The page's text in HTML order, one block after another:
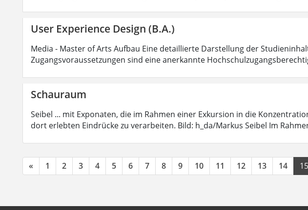
User Experience Design (B.A.)
Media - Master of Arts Aufbau Eine detaillierte Darstellung der
Zugangsvoraussetzungen sind eine anerkannte
Schauraum
Seibel ... mit Exponaten, die im Rahmen einer Exkursion in die
dort erlebten Eindrücke zu verarbeiten. Bild: h_da/Markus Seibel Im
« 1 2 3 4 5 6 7 8 9 10 11 12 13 14 15